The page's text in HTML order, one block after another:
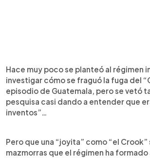
Hace muy poco se planteó al régimen
investigar cómo se fraguó la fuga del
episodio de Guatemala, pero se vetó
pesquisa casi dando a entender que
inventos”…
Pero que una “joyita” como “el Crook”
mazmorras que el régimen ha formado